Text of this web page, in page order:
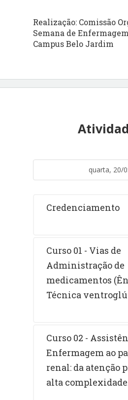
Realização: Comissão
Semana de
Campus Belo Jardim
quarta, 20/
Credenciamento
Curso 01 - Vias de
Administração de
medicamentos
Técnica
Curso 02 -
Enfermagem ao
renal: da atenção
alta